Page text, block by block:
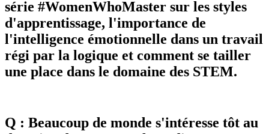
série #WomenWhoMaster sur les styles
d'apprentissage, l'importance de
l'intelligence émotionnelle dans un travail
régi par la logique et comment se tailler
une place dans le domaine des STEM.
Q : Beaucoup de monde s'intéresse tôt au